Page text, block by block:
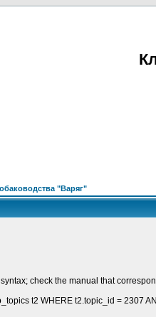
"Варяг"
check the manual that
t2 WHERE t2.topic_id = 2307